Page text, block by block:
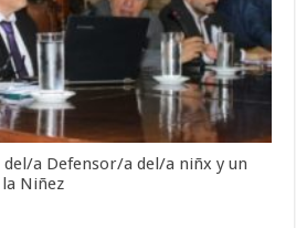
a Defensor/a del/a niñx y un
Niñez